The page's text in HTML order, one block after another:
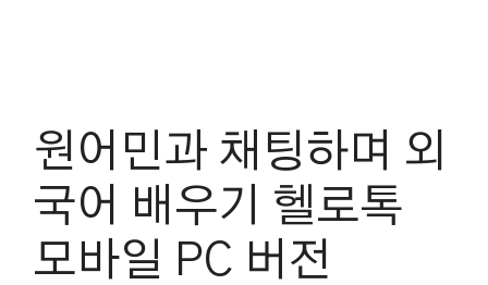
원어민과 채팅하며 외
국어 배우기 헬로톡
모바일 PC 버전